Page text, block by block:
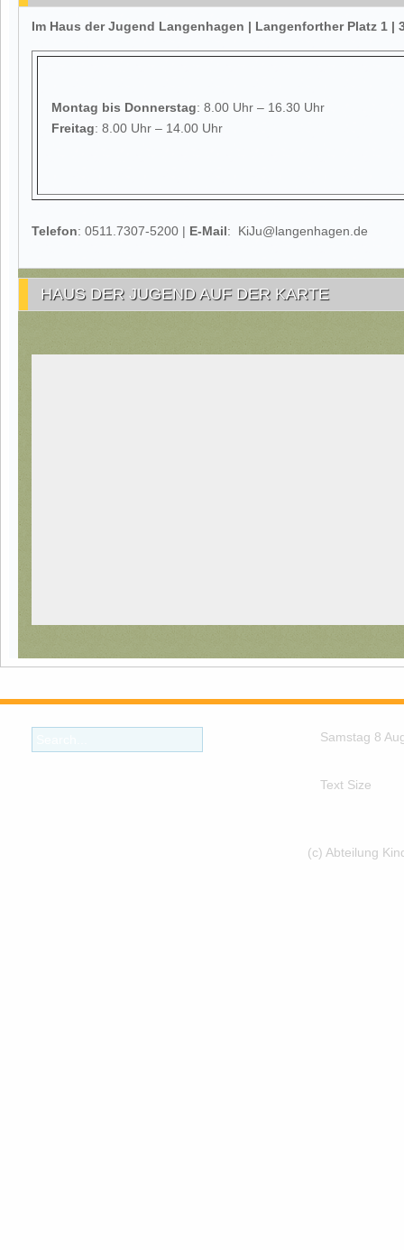
Im Haus der Jugend Langenhagen | Langenforther Platz 1 |
Montag bis Donnerstag: 8.00 Uhr – 16.30 Uhr
Freitag: 8.00 Uhr – 14.00 Uhr
Telefon: 0511.7307-5200 | E-Mail: KiJu@langenhagen.de
HAUS DER JUGEND AUF DER KARTE
Samstag 8
Text Size
(c) Abteilung